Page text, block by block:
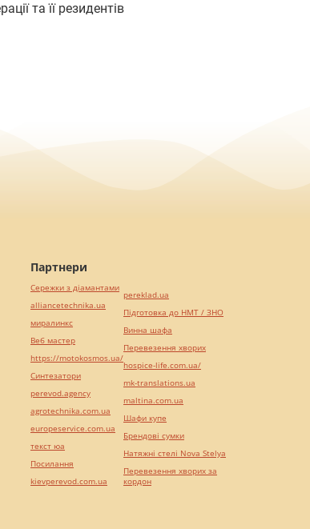
та її резидентів
Партнери
Сережки з діамантами
alliancetechnika.ua
миралинкс
Веб мастер
https://motokosmos.ua/
Синтезатори
perevod.agency
agrotechnika.com.ua
europeservice.com.ua
текст юа
Посилання
kievperevod.com.ua
pereklad.ua
Підготовка до НМТ / ЗНО
Винна шафа
Перевезення хворих
hospice-life.com.ua/
mk-translations.ua
maltina.com.ua
Шафи купе
Брендові сумки
Натяжні стелі Nova Stelya
Перевезення хворих за
кордон